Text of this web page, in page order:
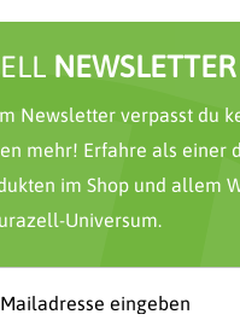
NEWSLETTER
Newsletter verpasst du
mehr! Erfahre als einer
im Shop und allem
Universum.